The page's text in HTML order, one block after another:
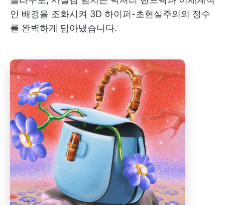
인 배경을 조화시켜 3D 하이퍼-초현실주의의 정수
를 완벽하게 담아냈습니다.